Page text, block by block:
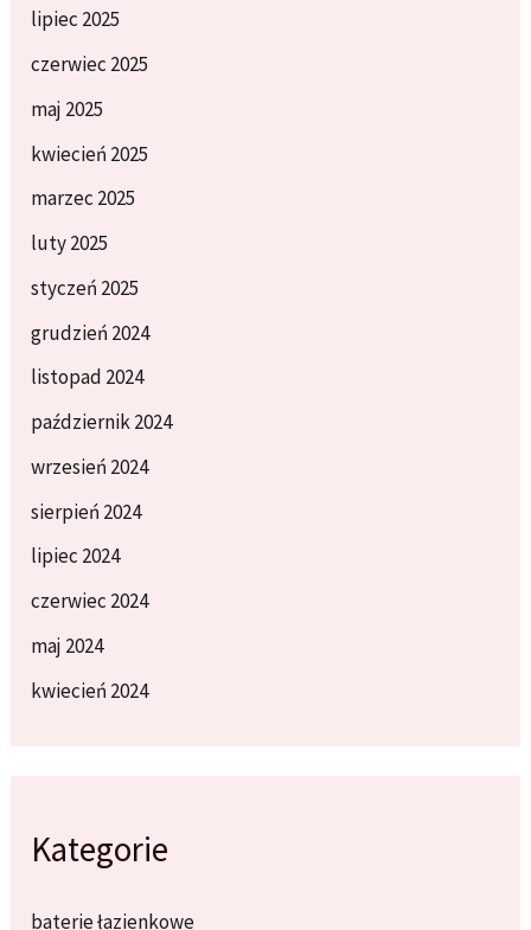
lipiec 2025
czerwiec 2025
maj 2025
kwiecień 2025
marzec 2025
luty 2025
styczeń 2025
grudzień 2024
listopad 2024
październik 2024
wrzesień 2024
sierpień 2024
lipiec 2024
czerwiec 2024
maj 2024
kwiecień 2024
Kategorie
baterie łazienkowe